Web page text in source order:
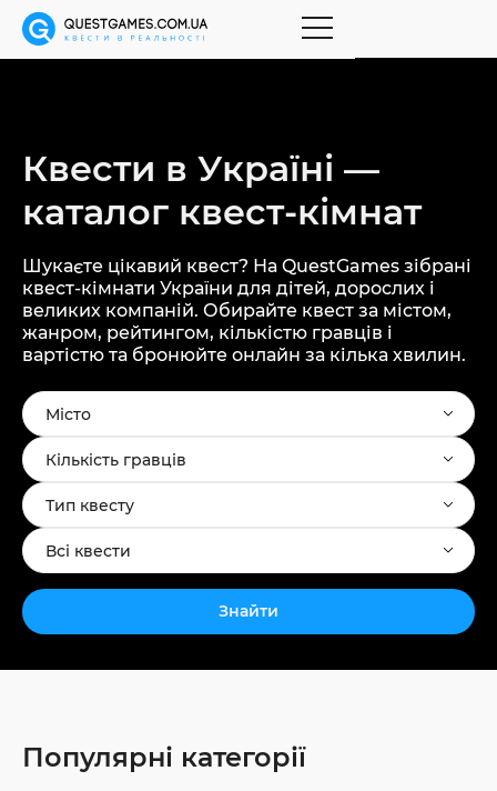
Квести в Україні —
каталог квест-кімнат
Шукаєте цікавий квест? На QuestGames зібрані
квест-кімнати України для дітей, дорослих і
великих компаній. Обирайте квест за містом,
жанром, рейтингом, кількістю гравців і
вартістю та бронюйте онлайн за кілька хвилин.
Місто
Кількість гравців
Тип квесту
Всі квести
Знайти
Популярні категорії